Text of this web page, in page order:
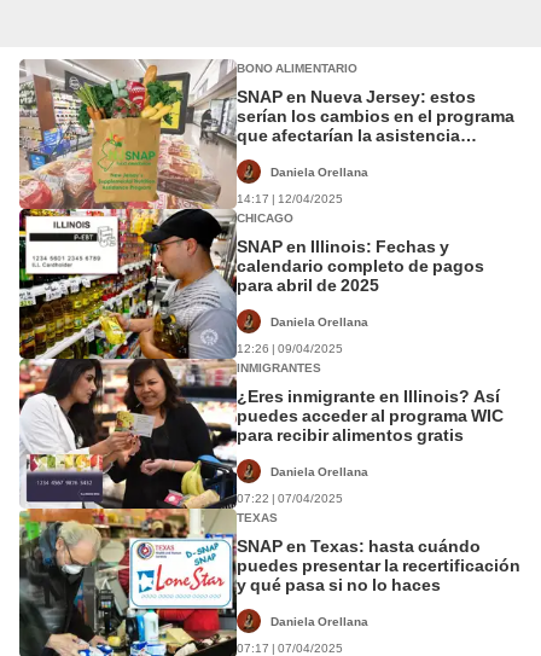
BONO ALIMENTARIO
SNAP en Nueva Jersey: estos
serían los cambios en el programa
que afectarían la asistencia
Daniela Orellana
14:17 | 12/04/2025
CHICAGO
SNAP en Illinois: Fechas y
calendario completo de pagos
para abril de 2025
Daniela Orellana
12:26 | 09/04/2025
INMIGRANTES
¿Eres inmigrante en Illinois? Así
puedes acceder al programa WIC
para recibir alimentos gratis
Daniela Orellana
07:22 | 07/04/2025
TEXAS
SNAP en Texas: hasta cuándo
puedes presentar la recertificación
y qué pasa si no lo haces
Daniela Orellana
07:17 | 07/04/2025